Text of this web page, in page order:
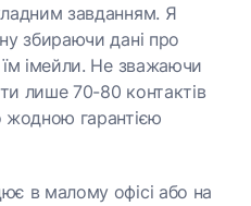
завданням. Я
збираючи дані про
їм імейли. Не зважаючи
лише 70-80 контактів
жодною гарантією
в малому офісі або на